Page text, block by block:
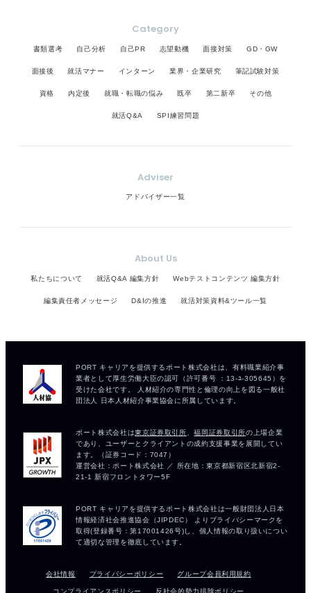
Category
書類選考 自己分析 自己PR 志望動機 面接対策 GD・GW
面接後 就活マナー インターン 業界・企業研究 筆記試験対策
資格 内定後 就職・転職の悩み 既卒 第二新卒 その他
就活Q&A SPI練習問題
Adviser
アドバイザー一覧
About Us
私たちについて 就活Q&A 編集方針 Webテストコンテンツ 編集方針
編集責任者メッセージ D&Iの推進 就活対策資料&ツール一覧
会社情報 プライバシーポリシー グループ会員利用規約
コンプライアンスポリシー 反社会的勢力排除ポリシー